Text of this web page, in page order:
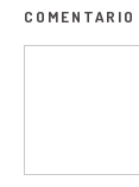
COMENTARIO